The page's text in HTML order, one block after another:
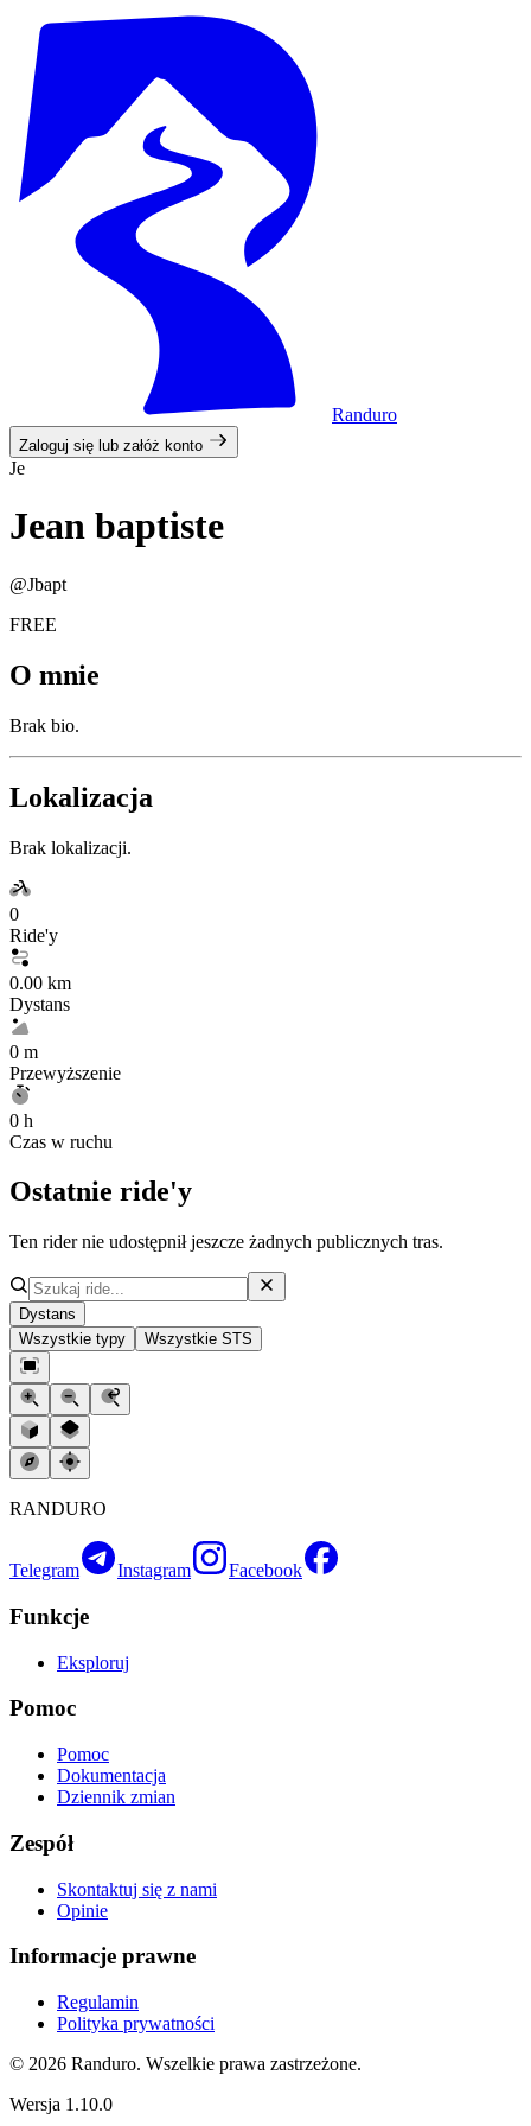
Randuro
Zaloguj się lub załóż konto
Je
Jean baptiste
@Jbapt
FREE
O mnie
Brak bio.
Lokalizacja
Brak lokalizacji.
0
Ride'y
0.00 km
Dystans
0 m
Przewyższenie
0 h
Czas w ruchu
Ostatnie ride'y
Ten rider nie udostępnił jeszcze żadnych publicznych tras.
Dystans
Wszystkie typy
Wszystkie STS
RANDURO
Telegram Instagram Facebook
Funkcje
Eksploruj
Pomoc
Pomoc
Dokumentacja
Dziennik zmian
Zespół
Skontaktuj się z nami
Opinie
Informacje prawne
Regulamin
Polityka prywatności
© 2026 Randuro. Wszelkie prawa zastrzeżone.
Wersja 1.10.0